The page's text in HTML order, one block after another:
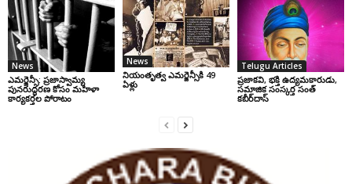
News
ఎమర్జెన్సీ: ప్రజాస్వామ్య
పునరుద్ధరణ కోసం మహిళా
కార్యకర్తల పోరాటం
News
నియంతృత్వ ఎమర్జెన్సీకి 49
ఏళ్లు
Telugu Articles
ప్రజాకవి, భక్తి ఉద్యమకారుడు,
సమాజిక సంస్కర్త సంత్‌
కబీర్‌దాస్‌